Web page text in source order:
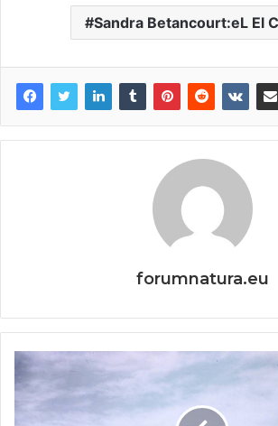
Sandra Betancourt:eL El
forumnatura.eu